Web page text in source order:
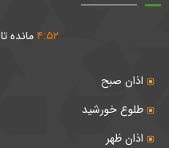
۴:۵۲ مانده تا
اذان صبح
طلوع خورشید
اذان ظهر